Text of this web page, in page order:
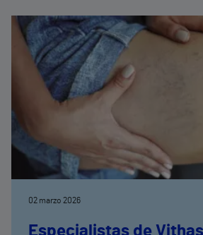
02 marzo 2026
Especialistas de